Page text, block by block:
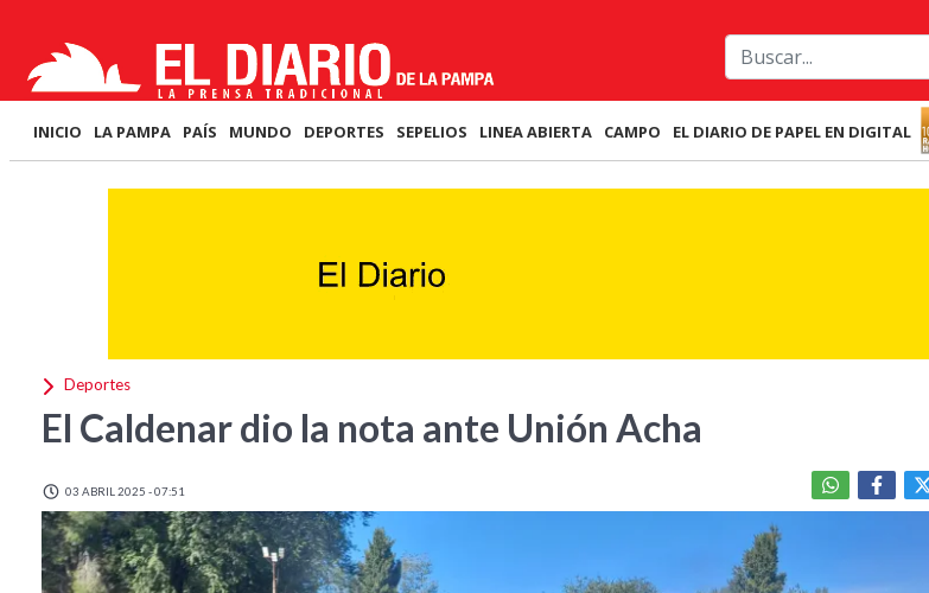
INICIO LA PAMPA PAÍS MUNDO DEPORTES SEPELIOS LINEA ABIERTA CAMPO EL DIARIO DE PAPEL EN DIGITAL
Deportes
El Caldenar dio la nota ante Unión Acha
03 ABRIL 2025 - 07:51